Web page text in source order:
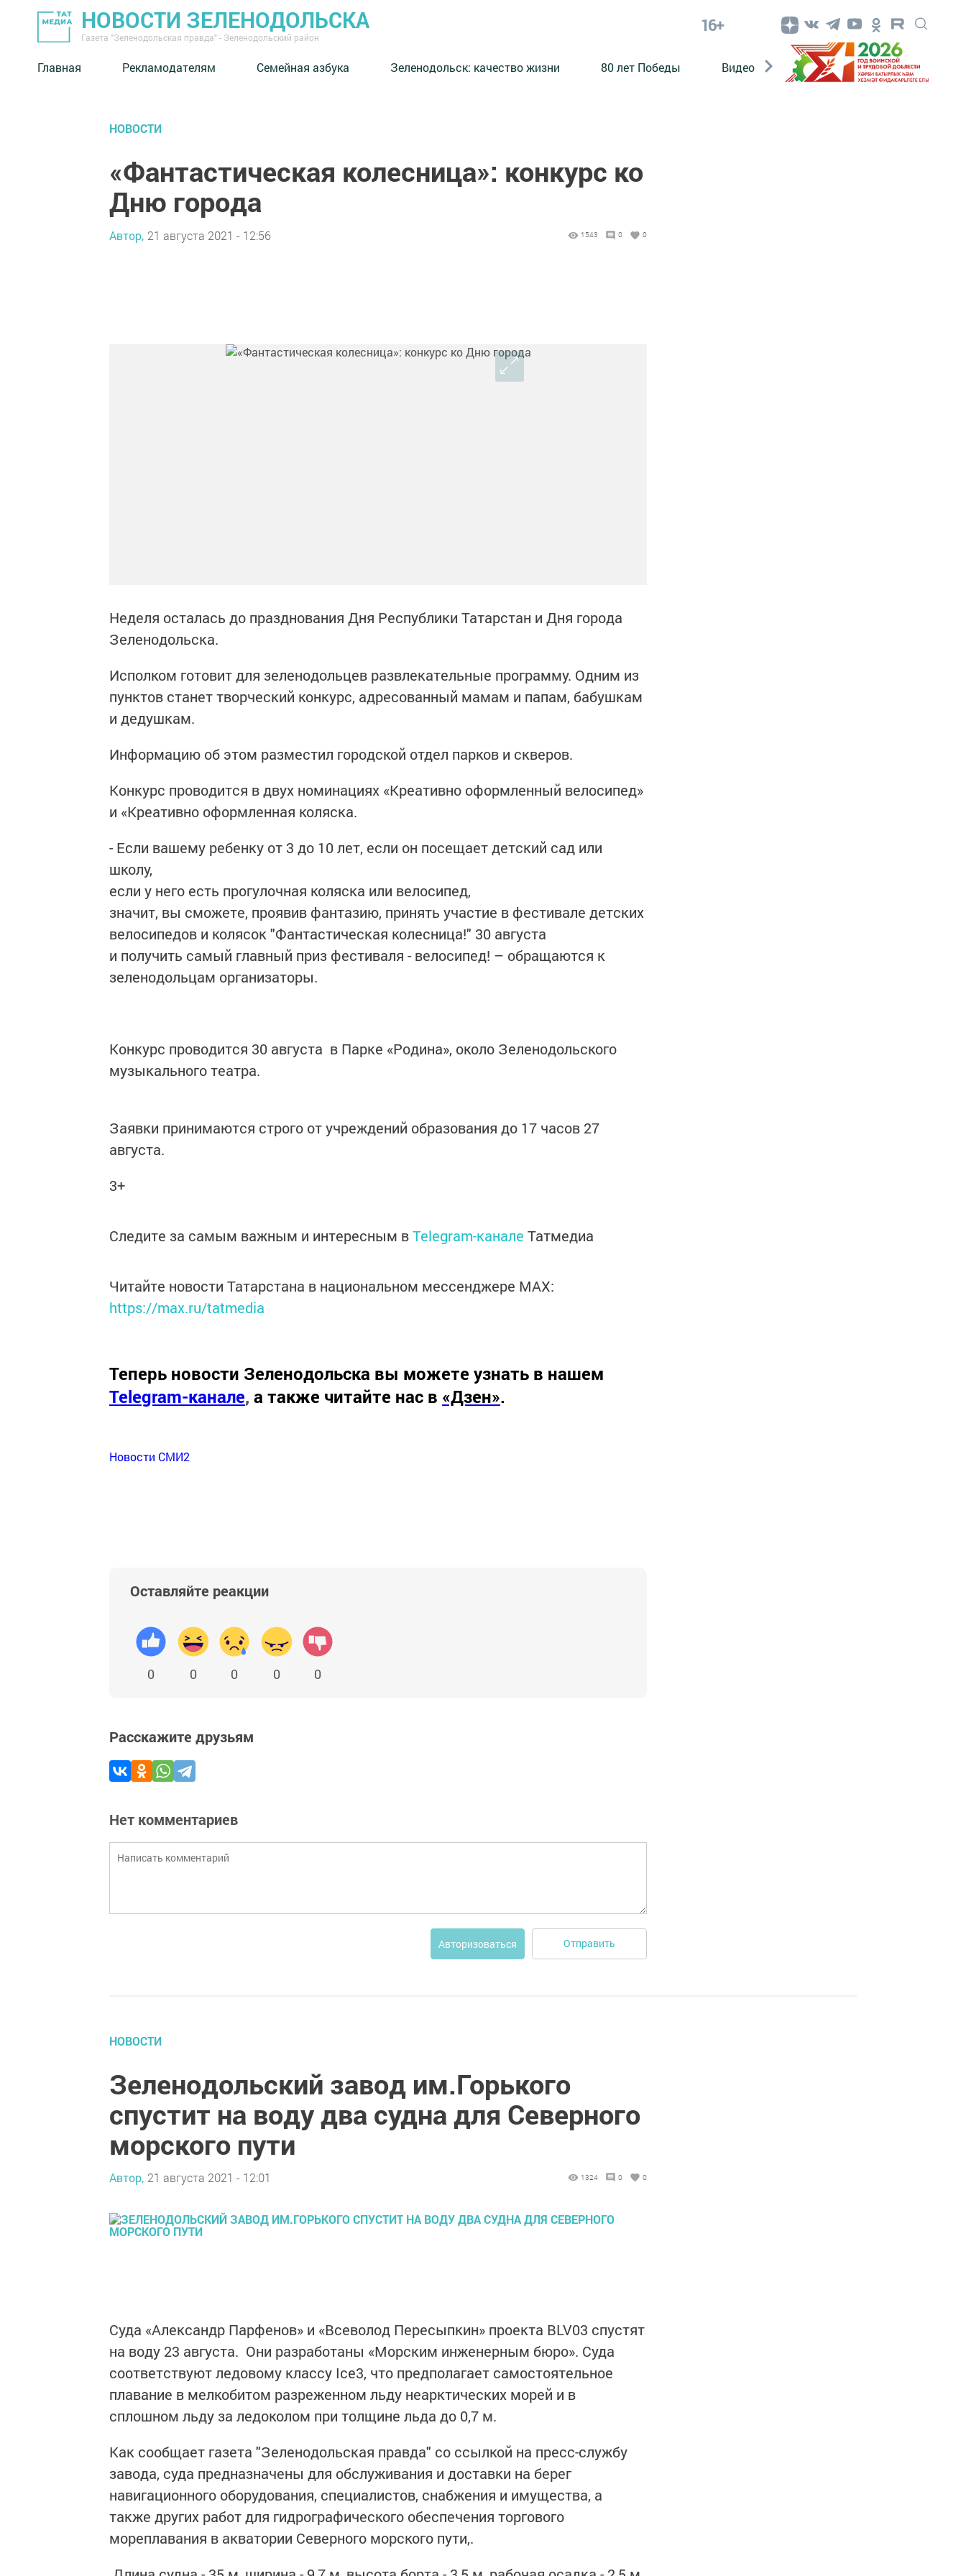
НОВОСТИ ЗЕЛЕНОДОЛЬСКА
Газета "Зеленодольская правда" - Зеленодольский район
16+
Главная Рекламодателям Семейная азбука ⁠Зеленодольск: качество жизни 80 лет Победы Видео Конкурсы ЭтноДети
НОВОСТИ
«Фантастическая колесница»: конкурс ко
Дню города
Автор, 21 августа 2021 - 12:56 1543 0 0
Неделя осталась до празднования Дня Республики Татарстан и Дня города
Зеленодольска.
Исполком готовит для зеленодольцев развлекательные программу. Одним из
пунктов станет творческий конкурс, адресованный мамам и папам, бабушкам
и дедушкам.
Информацию об этом разместил городской отдел парков и скверов.
Конкурс проводится в двух номинациях «Креативно оформленный велосипед»
и «Креативно оформленная коляска.
- Если вашему ребенку от 3 до 10 лет, если он посещает детский сад или
школу,
если у него есть прогулочная коляска или велосипед,
значит, вы сможете, проявив фантазию, принять участие в фестивале детских
велосипедов и колясок "Фантастическая колесница!" 30 августа
и получить самый главный приз фестиваля - велосипед! – обращаются к
зеленодольцам организаторы.
Конкурс проводится 30 августа в Парке «Родина», около Зеленодольского
музыкального театра.
Заявки принимаются строго от учреждений образования до 17 часов 27
августа.
3+
Следите за самым важным и интересным вTelegram-канале Татмедиа
Читайте новости Татарстана в национальном мессенджере MАХ:
https://max.ru/tatmedia
Теперь новости Зеленодольска вы можете узнать в нашем
Telegram-канале, а также читайте нас в «Дзен».
Новости СМИ2
Оставляйте реакции
0 0 0 0 0
Расскажите друзьям
Нет комментариев
Авторизоваться Отправить
НОВОСТИ
Зеленодольский завод им.Горького
спустит на воду два судна для Северного
морского пути
Автор, 21 августа 2021 - 12:01 1324 0 0
Суда «Александр Парфенов» и «Всеволод Пересыпкин» проекта BLV03 спустят
на воду 23 августа. Они разработаны «Морским инженерным бюро». Суда
соответствуют ледовому классу Ice3, что предполагает самостоятельное
плавание в мелкобитом разреженном льду неарктических морей и в
сплошном льду за ледоколом при толщине льда до 0,7 м.
Как сообщает газета "Зеленодольская правда" со ссылкой на пресс-службу
завода, суда предназначены для обслуживания и доставки на берег
навигационного оборудования, специалистов, снабжения и имущества, а
также других работ для гидрографического обеспечения торгового
мореплавания в акватории Северного морского пути,.